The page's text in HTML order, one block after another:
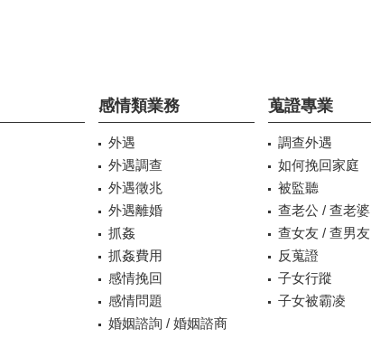
感情類業務
外遇
外遇調查
外遇徵兆
外遇離婚
抓姦
抓姦費用
感情挽回
感情問題
婚姻諮詢 / 婚姻諮商
蒐證專業
調查外遇
如何挽回家庭
被監聽
查老公 / 查老婆
查女友 / 查男友
反蒐證
子女行蹤
子女被霸凌